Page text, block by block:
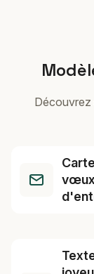
Découvrez
vœux